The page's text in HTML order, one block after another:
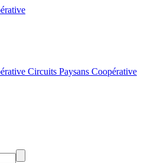
Circuits Paysans Coopérative